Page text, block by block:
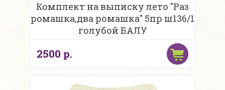
Комплект на выписку лето "Раз
ромашка,два ромашка" 5пр ш136/1
голубой БАЛУ
2500 р.